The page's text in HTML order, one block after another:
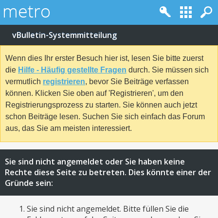
vBulletin-Systemmitteilung
Wenn dies Ihr erster Besuch hier ist, lesen Sie bitte zuerst
die Hilfe - Häufig gestellte Fragen durch. Sie müssen sich
vermutlich registrieren, bevor Sie Beiträge verfassen
können. Klicken Sie oben auf 'Registrieren', um den
Registrierungsprozess zu starten. Sie können auch jetzt
schon Beiträge lesen. Suchen Sie sich einfach das Forum
aus, das Sie am meisten interessiert.
Sie sind nicht angemeldet oder Sie haben keine
Rechte diese Seite zu betreten. Dies könnte einer der
Gründe sein:
Sie sind nicht angemeldet. Bitte füllen Sie die